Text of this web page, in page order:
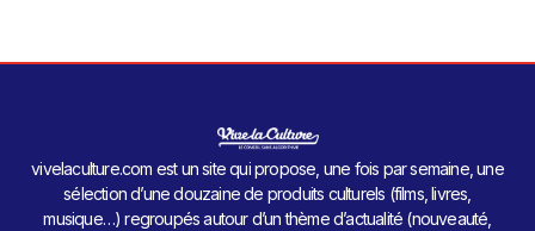
vivelaculture.com est un site qui propose, une fois par semaine, une
sélection d’une douzaine de produits culturels (films, livres,
musique…) regroupés autour d’un thème d’actualité (nouveauté,